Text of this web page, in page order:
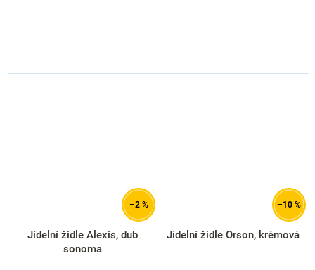
–2 %
Jídelní židle Alexis, dub
sonoma
–10 %
Jídelní židle Orson, krémová